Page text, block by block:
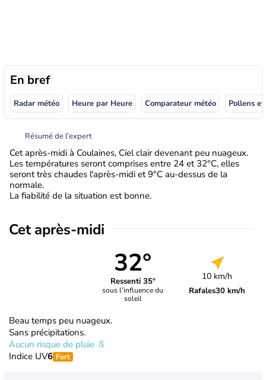
En bref
Radar météo Heure par Heure Comparateur météo Pollens
Résumé de l’expert
Cet après-midi à Coulaines, Ciel clair devenant peu nuageux.
Les températures seront comprises entre 24 et 32°C, elles
seront très chaudes l'après-midi et 9°C au-dessus de la
normale.
La fiabilité de la situation est bonne.
Cet après-midi
32°
Ressenti 35°
sous l’influence du
soleil
10 km/h
Rafales30 km/h
Beau temps peu nuageux.
Sans précipitations.
Aucun risque de pluie
Indice UV6 Fort